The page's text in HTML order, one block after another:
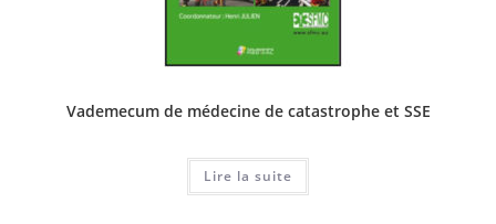
Vademecum de médecine de catastrophe et SSE
Lire la suite